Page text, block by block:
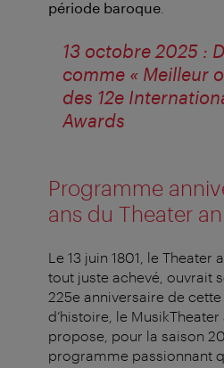
période baroque
13 octobre 2025 :
comme « Meilleur
des 12e
Awards
Programme
ans du Theater
Le 13 juin 1801, le Theater
tout juste achevé, ouvrait
225e anniversaire de
d’histoire, le
propose, pour la saison
programme passionnant